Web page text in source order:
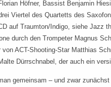
Höfner, Bassist Benjamin
Viertel des Quartetts des
auf Traumton/Indigo, siehe Jazz
durch den Trompeter Magnus
ACT-Shooting-Star Matthias
Dürrschnabel, der auch ein
gemeinsam – und zwar zunächst